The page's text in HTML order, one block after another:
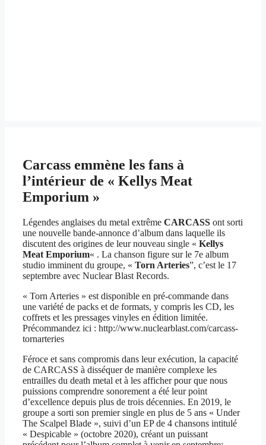
Carcass emmène les fans à
l’intérieur de « Kellys Meat
Emporium »
Légendes anglaises du metal extrême CARCASS ont sorti
une nouvelle bande-annonce d’album dans laquelle ils
discutent des origines de leur nouveau single « Kellys
Meat Emporium« . La chanson figure sur le 7e album
studio imminent du groupe, « Torn Arteries”, c’est le 17
septembre avec Nuclear Blast Records.
« Torn Arteries » est disponible en pré-commande dans
une variété de packs et de formats, y compris les CD, les
coffrets et les pressages vinyles en édition limitée.
Précommandez ici : http://www.nuclearblast.com/carcass-
tornarteries
Féroce et sans compromis dans leur exécution, la capacité
de CARCASS à disséquer de manière complexe les
entrailles du death metal et à les afficher pour que nous
puissions comprendre sonorement a été leur point
d’excellence depuis plus de trois décennies. En 2019, le
groupe a sorti son premier single en plus de 5 ans « Under
The Scalpel Blade », suivi d’un EP de 4 chansons intitulé
« Despicable » (octobre 2020), créant un puissant